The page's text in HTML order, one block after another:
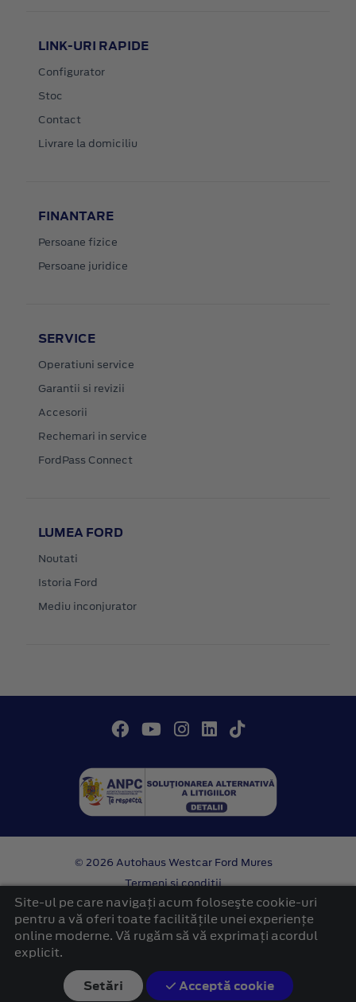
LINK-URI RAPIDE
Configurator
Stoc
Contact
Livrare la domiciliu
FINANTARE
Persoane fizice
Persoane juridice
SERVICE
Operatiuni service
Garantii si revizii
Accesorii
Rechemari in service
FordPass Connect
LUMEA FORD
Noutati
Istoria Ford
Mediu inconjurator
© 2026 Autohaus Westcar Ford Mures
Termeni si conditii
Confidentialitate
Politica cookies
platformă dezvoltată de Workleto
Site-ul pe care navigați acum foloseşte cookie-uri
pentru a vă oferi toate facilitățile unei experiențe
online moderne. Vă rugăm să vă exprimați acordul
explicit.
Setări
Acceptă cookie